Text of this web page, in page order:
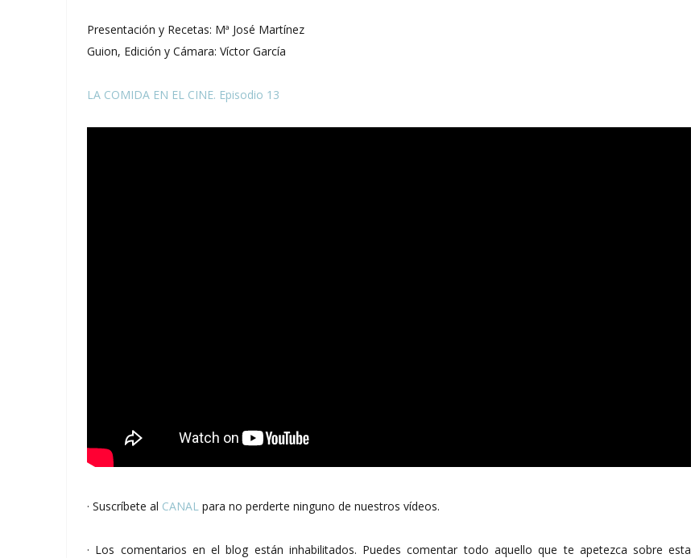
Presentación y Recetas: Mª José Martínez
Guion, Edición y Cámara: Víctor García
LA COMIDA EN EL CINE. Episodio 13
· Suscríbete al CANAL para no perderte ninguno de nuestros vídeos.
· Los comentarios en el blog están inhabilitados. Puedes comentar todo aquello que te apetezca sobre esta